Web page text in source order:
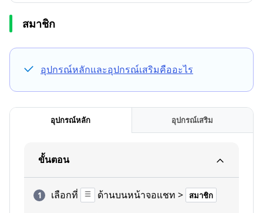
สมาชิก
อุปกรณ์หลักและอุปกรณ์เสริมคืออะไร
อุปกรณ์หลัก อุปกรณ์เสริม
ขั้นตอน
เลือกที่ ด้านบนหน้าจอแชท > สมาชิก